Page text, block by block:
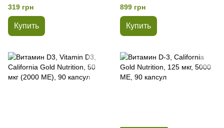
319 грн
Купить
360 капсул
899 грн
Купить